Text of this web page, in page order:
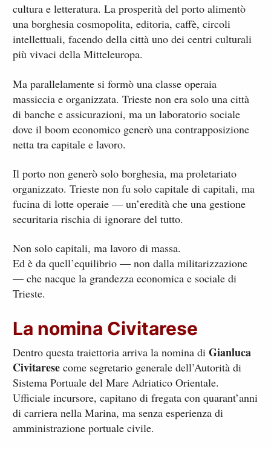
cultura e letteratura. La prosperità del porto alimentò
una borghesia cosmopolita, editoria, caffè, circoli
intellettuali, facendo della città uno dei centri culturali
più vivaci della Mitteleuropa.
Ma parallelamente si formò una classe operaia
massiccia e organizzata. Trieste non era solo una città
di banche e assicurazioni, ma un laboratorio sociale
dove il boom economico generò una contrapposizione
netta tra capitale e lavoro.
Il porto non generò solo borghesia, ma proletariato
organizzato. Trieste non fu solo capitale di capitali, ma
fucina di lotte operaie — un’eredità che una gestione
securitaria rischia di ignorare del tutto.
Non solo capitali, ma lavoro di massa.
Ed è da quell’equilibrio — non dalla militarizzazione
— che nacque la grandezza economica e sociale di
Trieste.
La nomina Civitarese
Dentro questa traiettoria arriva la nomina diGianluca
Civitarese come segretario generale dell’Autorità di
Sistema Portuale del Mare Adriatico Orientale.
Ufficiale incursore, capitano di fregata con quarant’anni
di carriera nella Marina, ma senza esperienza di
amministrazione portuale civile.